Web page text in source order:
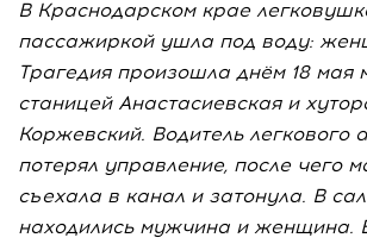
В Краснодарском крае
пассажиркой ушла под воду:
Трагедия произошла днём 18 мая
станицей Анастасиевская и
Коржевский. Водитель легкового
потерял управление, после чего
съехала в канал и затонула. В
находились мужчина и женщина.